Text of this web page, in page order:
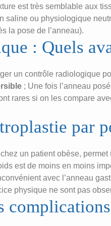
est très semblable aux
saline ou physiologique
la pose de l’anneau).
: Quels
un contrôle radiologique
; Une fois l’anneau
rares si on les compare
par
un patient obèse,
est de moins en moins
avec l’anneau
physique ne sont pas